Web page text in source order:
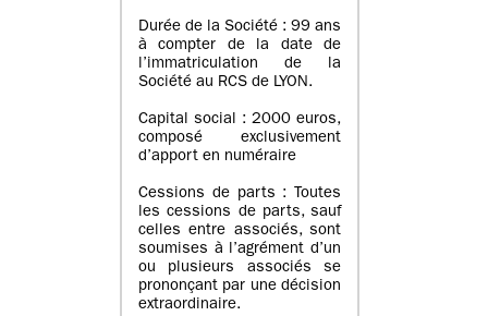
Durée de la Société : 99 ans
à compter de la date de
l’immatriculation de la
Société au RCS de LYON.
Capital social : 2000 euros,
composé exclusivement
d’apport en numéraire
Cessions de parts : Toutes
les cessions de parts, sauf
celles entre associés, sont
soumises à l’agrément d’un
ou plusieurs associés se
prononçant par une décision
extraordinaire.